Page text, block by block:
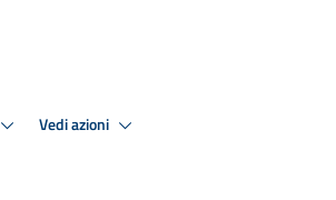
Vedi azioni